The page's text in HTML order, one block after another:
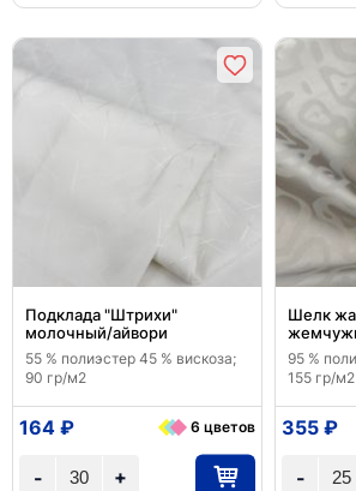
Подклада "Штрихи"
молочный/айвори
55 % полиэстер 45 % вискоза;
90 гр/м2
+
-
164 ₽ 6 цветов
Шелк
95 %
155 гр/м2
-
355 ₽